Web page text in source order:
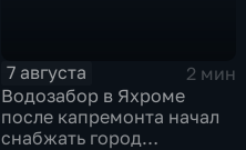
7 августа
2 мин
Водозабор в Яхроме
после капремонта начал
снабжать город